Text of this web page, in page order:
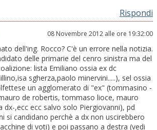
Rispondi
08 Novembre 2012 alle ore 19:32:00
dell'ing. Rocco? C'è un errore nella notizia.
delle primarie del cenro sinistra ma del
lista Emiliano ossia ex dc
sgherza,paolo minervini.....), sel ossia
un agglomerato di "ex" (tommasino -
de robertis, tommaso lioce, mauro
dx-,ecc ecc salvo solo Piergiovanni), pd
si candidano perchè a dx non uscirebbero
di voti) e poi passano a destra (vedi